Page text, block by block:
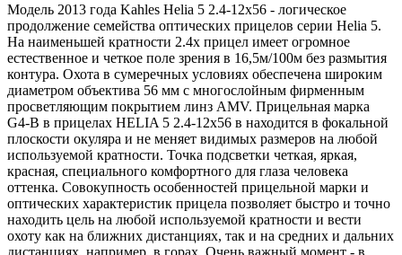
Модель 2013 года Kahles Helia 5 2.4-12x56 - логическое
продолжение семейства оптических прицелов серии Helia 5.
На наименьшей кратности 2.4х прицел имеет огромное
естественное и четкое поле зрения в 16,5м/100м без размытия
контура. Охота в сумеречных условиях обеспечена широким
диаметром объектива 56 мм с многослойным фирменным
просветляющим покрытием линз AMV. Прицельная марка
G4-B в прицелах HELIA 5 2.4-12x56 в находится в фокальной
плоскости окуляра и не меняет видимых размеров на любой
используемой кратности. Точка подсветки четкая, яркая,
красная, специального комфортного для глаза человека
оттенка. Совокупность особенностей прицельной марки и
оптических характеристик прицела позволяет быстро и точно
находить цель на любой используемой кратности и вести
охоту как на ближних дистанциях, так и на средних и дальних
дистанциях, например, в горах. Очень важный момент - в